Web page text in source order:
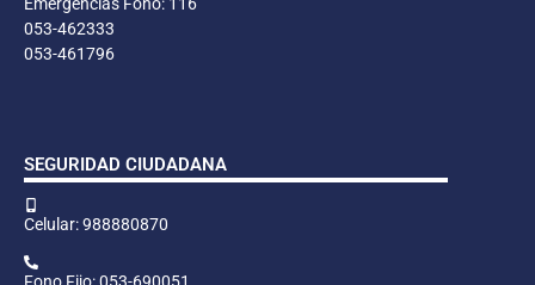
053-462333
053-461796
SEGURIDAD CIUDADANA
Celular: 988880870
Fono Fijo: 053-690051